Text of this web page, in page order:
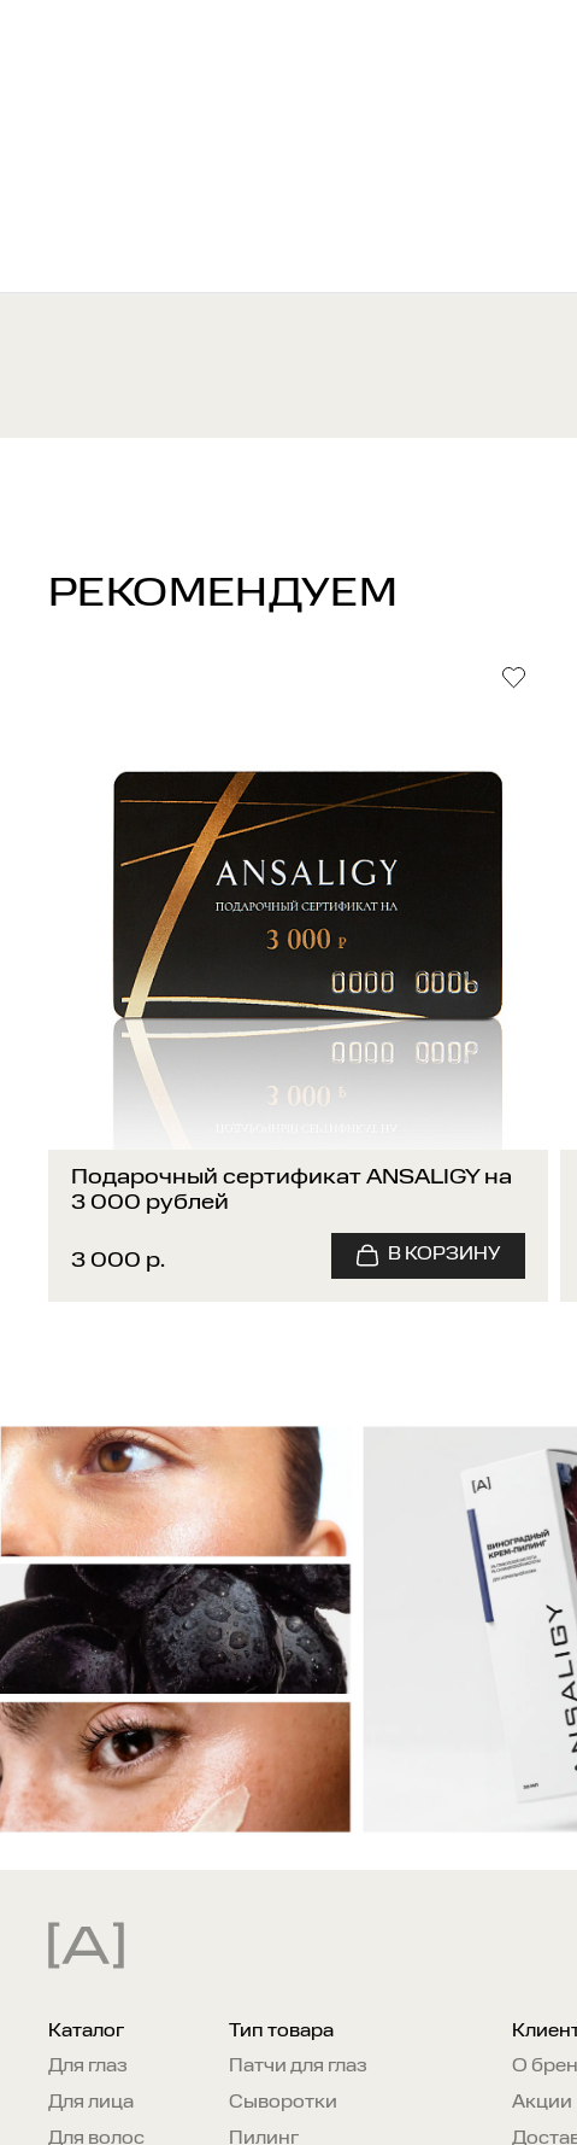
РЕКОМЕНДУЕМ
Подарочный сертификат ANSALIGY на
3 000 рублей
3 000 р.
Каталог
Для глаз
Для лица
Для волос
Тип товара
Патчи для глаз
Сыворотки
Пилинг
О
Акции